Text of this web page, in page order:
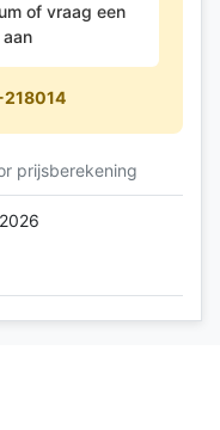
of vraag een
prijsberekening